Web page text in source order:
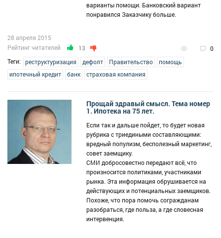
варианты помощи. Банковский вариант
понравился Заказчику больше.
Рейтинг читателей 13 0
28 апреля 2015
Теги: реструктуризация дефолт Правительство
помощь
ипотечный кредит
банк страховая компания
Прощай здравый смысл. Тема номер
1. Ипотека на 75 лет.
Если так и дальше пойдет, то будет новая
рубрика с триедиными составляющими:
вредный популизм, бесполезный маркетинг,
совет заемщику.
СМИ добросовестно передают всё, что
произносится политиками, участниками
рынка. Эта информация обрушивается на
действующих и потенциальных заемщиков.
Похоже, что пора помочь согражданам
разобраться, где польза, а где словесная
интервенция.